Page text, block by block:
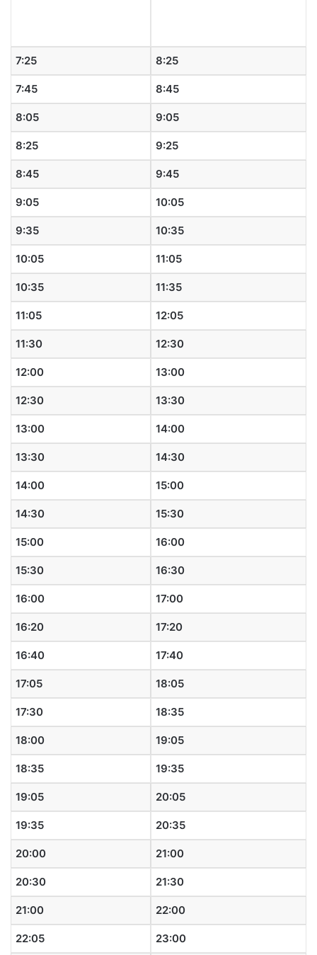
7:25 8:25
7:45 8:45
8:05 9:05
8:25 9:25
8:45 9:45
9:05 10:05
9:35 10:35
10:05 11:05
10:35 11:35
11:05 12:05
11:30 12:30
12:00 13:00
12:30 13:30
13:00 14:00
13:30 14:30
14:00 15:00
14:30 15:30
15:00 16:00
15:30 16:30
16:00 17:00
16:20 17:20
16:40 17:40
17:05 18:05
17:30 18:35
18:00 19:05
18:35 19:35
19:05 20:05
19:35 20:35
20:00 21:00
20:30 21:30
21:00 22:00
22:05 23:00